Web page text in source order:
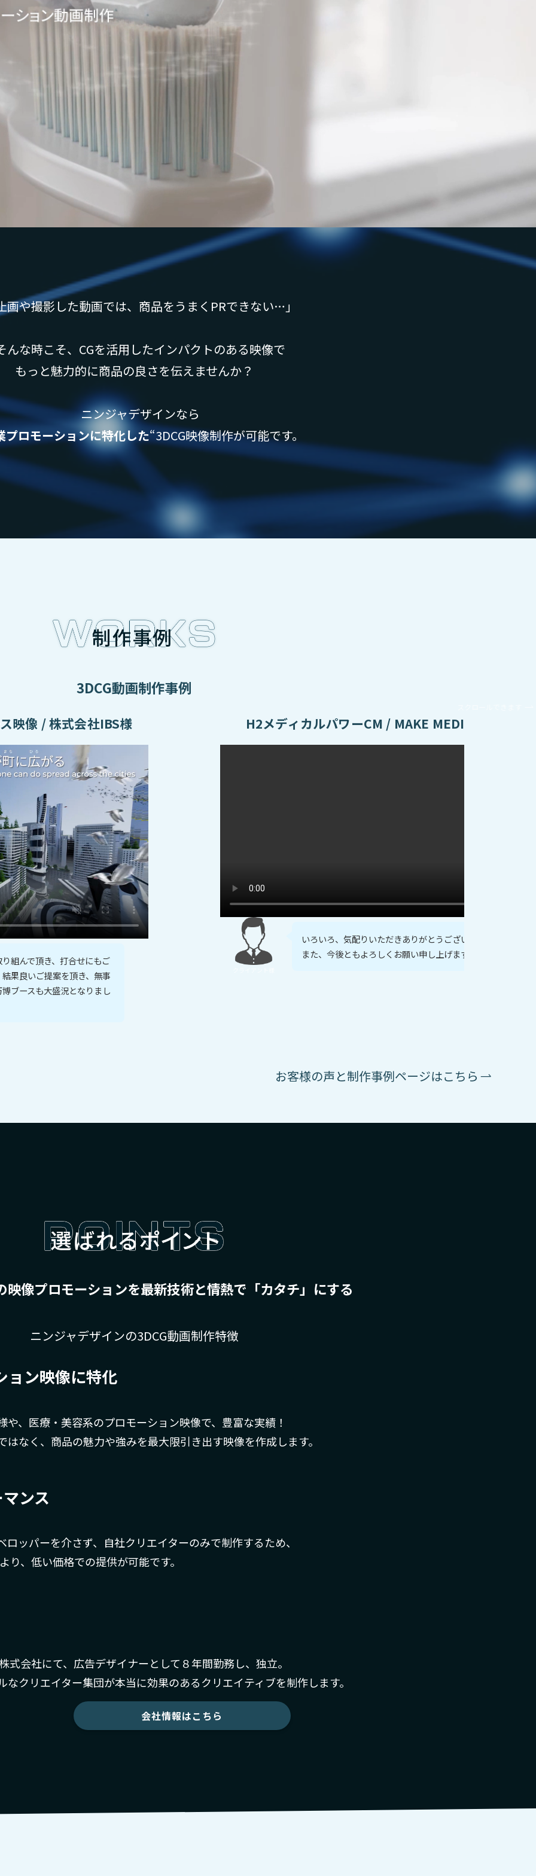
画や撮影した動画では、商品をうまくPRできない…」
んな時こそ、CGを活用したインパクトのある映像で
もっと魅力的に商品の良さを伝えませんか？
ニンジャデザインなら
プロモーションに特化した“3DCG映像制作が可能です。
3DCG動画制作事例
映像 / 株式会社IBS様
組んで頂き、打合せにもご
結果良いご提案を頂き、無事
ブースも大盛況となりまし
H2メディカルパワーCM / MAKE MEDICAL株式会
いろいろ、気配りいただきありがとうございました。
また、今後ともよろしくお願い申し上げます。
お客様の声と制作事例ページはこちら
映像プロモーションを最新技術と情熱で「カタチ」にする
ニンジャデザインの3DCG動画制作特徴
ョン映像に特化
や、医療・美容系のプロモーション映像で、豊富な実績！
はなく、商品の魅力や強みを最大限引き出す映像を作成します。
ンス
ロッパーを介さず、自社クリエイターのみで制作するため、
り、低い価格での提供が可能です。
式会社にて、広告デザイナーとして８年間勤務し、独立。
なクリエイター集団が本当に効果のあるクリエイティブを制作します。
会社情報はこちら